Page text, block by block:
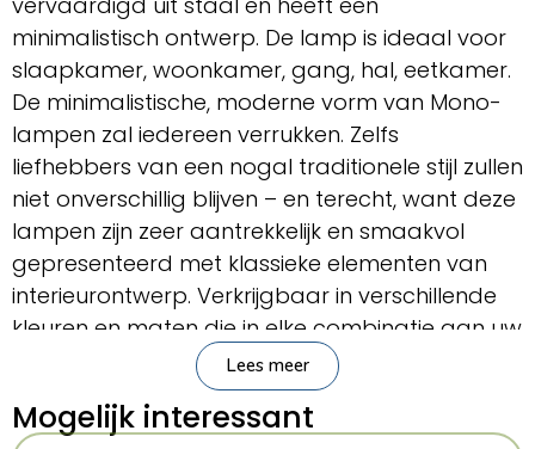
minimalistisch ontwerp. De lamp is ideaal voor
slaapkamer, woonkamer, gang, hal, eetkamer.
De minimalistische, moderne vorm van Mono-
lampen zal iedereen verrukken. Zelfs
liefhebbers van een nogal traditionele stijl zullen
niet onverschillig blijven – en terecht, want deze
lampen zijn zeer aantrekkelijk en smaakvol
gepresenteerd met klassieke elementen van
interieurontwerp. Verkrijgbaar in verschillende
kleuren en maten die in elke combinatie aan uw
behoeften kunnen worden aangepast, voegen
designer plafondlampen met een verfijnde,
minimalistische stijl toe aan het karakter van de
Lees meer
Mogelijk interessant